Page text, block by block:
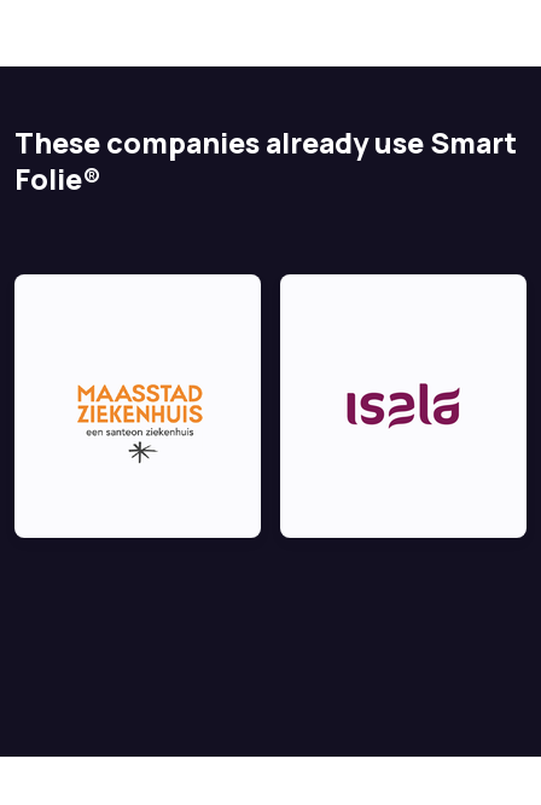
These companies already use Smart
Folie®